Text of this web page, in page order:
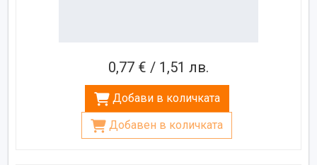
0,77 € / 1,51 лв.
Добави в количката
Добавен в количката